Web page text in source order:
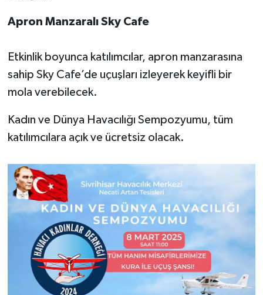
Apron Manzaralı Sky Cafe
Etkinlik boyunca katılımcılar, apron manzarasına
sahip Sky Cafe’de uçuşları izleyerek keyifli bir
mola verebilecek.
Kadın ve Dünya Havacılığı Sempozyumu, tüm
katılımcılara açık ve ücretsiz olacak.